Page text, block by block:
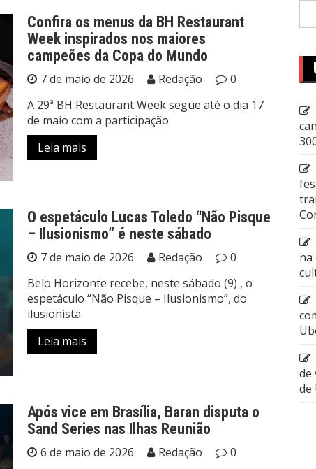
Confira os menus da BH Restaurant
Week inspirados nos maiores
campeões da Copa do Mundo
7 de maio de 2026 Redação
0
A 29ª BH Restaurant Week segue até o dia 17
de maio com a participação
Leia mais
O espetáculo Lucas Toledo “Não Pisque
– Ilusionismo” é neste sábado
7 de maio de 2026 Redação
0
Belo Horizonte recebe, neste sábado (9) , o
espetáculo “Não Pisque – Ilusionismo”, do
ilusionista
Leia mais
Após vice em Brasília, Baran disputa o
Sand Series nas Ilhas Reunião
6 de maio de 2026 Redação
0
na
de
de